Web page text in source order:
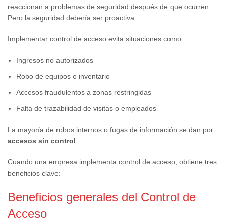
reaccionan a problemas de seguridad después de que ocurren.
Pero la seguridad debería ser proactiva.
Implementar control de acceso evita situaciones como:
Ingresos no autorizados
Robo de equipos o inventario
Accesos fraudulentos a zonas restringidas
Falta de trazabilidad de visitas o empleados
La mayoría de robos internos o fugas de información se dan por
accesos sin control
Cuando una empresa implementa control de acceso, obtiene tres
beneficios clave:
Beneficios generales del Control de
Acceso